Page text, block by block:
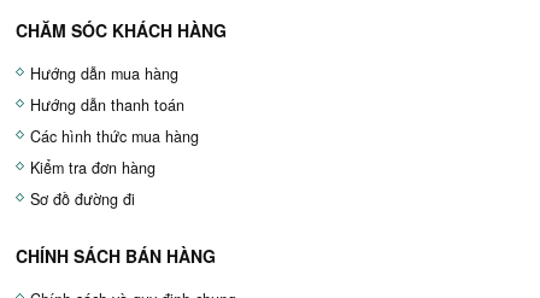
CHĂM SÓC KHÁCH HÀNG
Hướng dẫn mua hàng
Hướng dẫn thanh toán
Các hình thức mua hàng
Kiểm tra đơn hàng
Sơ đồ đường đi
CHÍNH SÁCH BÁN HÀNG